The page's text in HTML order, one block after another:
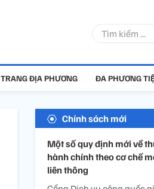
TRANG ĐỊA PHƯƠNG ĐA PHƯƠNG
Chính sách mới
Một số quy định mới về
hành chính theo cơ chế
liên thông